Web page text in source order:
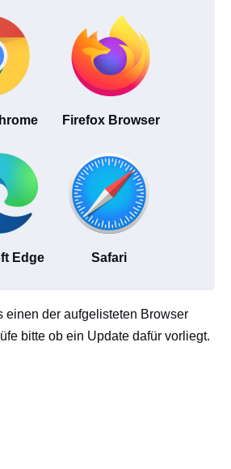
Firefox Browser
Edge Safari
einen der aufgelisteten Browser
bitte ob ein Update dafür vorliegt.